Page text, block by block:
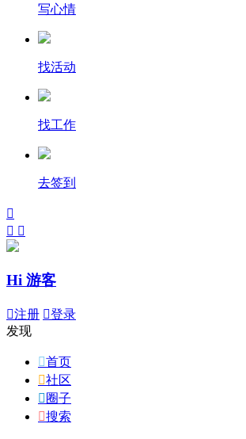
写心情
找活动
找工作
去签到

 
Hi 游客
注册 登录
发现
首页
社区
 圈子
搜索